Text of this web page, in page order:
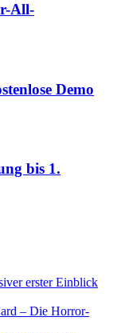
All-
Demo
bis 1.
erster Einblick
– Die Horror-